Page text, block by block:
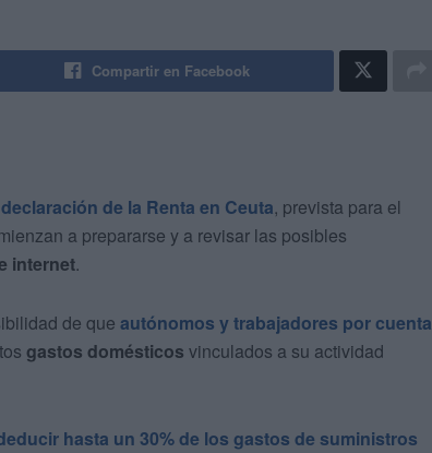
Compartir en Facebook
declaración de la Renta en Ceuta, prevista para el
a prepararse y a revisar las posibles
internet.
de que autónomos y trabajadores por cuenta
gastos domésticos vinculados a su actividad
hasta un 30% de los gastos de suministros